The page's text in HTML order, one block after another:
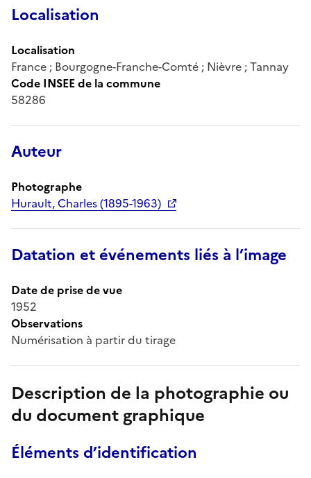
Localisation
Localisation
France ; Bourgogne-Franche-Comté ; Nièvre ; Tannay
Code INSEE de la commune
58286
Auteur
Photographe
Hurault, Charles (1895-1963)
Datation et événements liés à l’image
Date de prise de vue
1952
Observations
Numérisation à partir du tirage
Description de la photographie ou
du document graphique
Éléments d’identification